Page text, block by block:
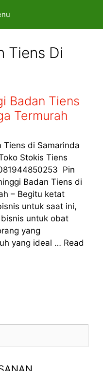
Tiens Di
Badan Tiens
Termurah
Tiens di Samarinda
Stokis Tiens
Pin
Badan Tiens di
– Begitu ketat
untuk saat ini,
untuk obat
yang
yang ideal … Read